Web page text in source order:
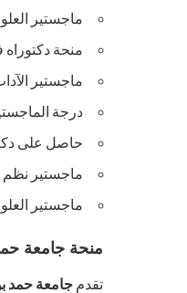
ماجستير
منحة دكتوراه
ماجستير
درجة
حاصل على
ماجستير نظم
ماجستير
منحة جامعة
تقدم جامعة حمد